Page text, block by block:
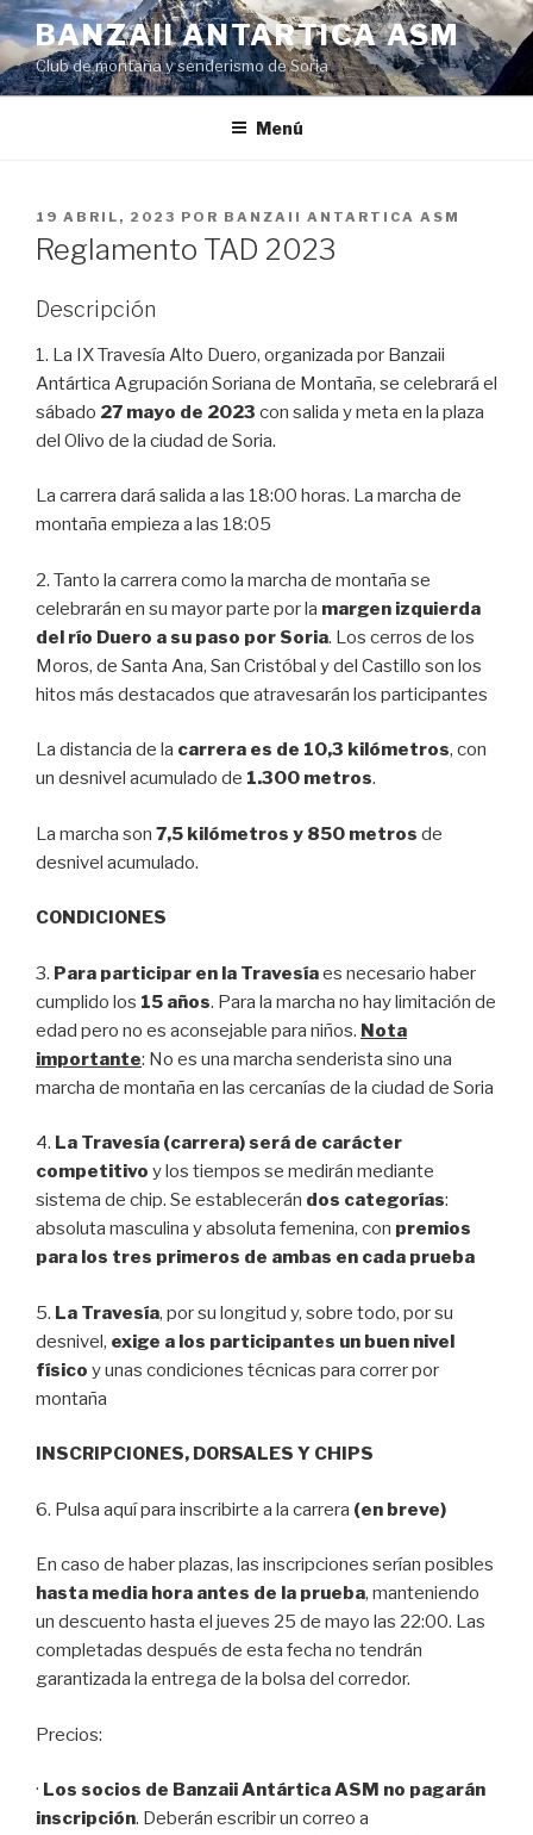
Saltar
al
contenido
BANZAII ANTARTICA ASM
Club de montaña y senderismo de Soria
Menú
PUBLICADO
EL
19 ABRIL, 2023 POR BANZAII ANTARTICA ASM
Reglamento TAD 2023
Descripción
1. La IX Travesía Alto Duero, organizada por Banzaii
Antártica Agrupación Soriana de Montaña, se celebrará el
sábado 27 mayo de 2023 con salida y meta en la plaza
del Olivo de la ciudad de Soria.
La carrera dará salida a las 18:00 horas. La marcha de
montaña empieza a las 18:05
2. Tanto la carrera como la marcha de montaña se
celebrarán en su mayor parte por la margen izquierda
del río Duero a su paso por Soria. Los cerros de los
Moros, de Santa Ana, San Cristóbal y del Castillo son los
hitos más destacados que atravesarán los participantes
La distancia de la carrera es de 10,3 kilómetros, con
un desnivel acumulado de 1.300 metros.
La marcha son 7,5 kilómetros y 850 metros de
desnivel acumulado.
CONDICIONES
3. Para participar en la Travesíaes necesario haber
cumplido los 15 años. Para la marcha no hay limitación de
edad pero no es aconsejable para niños. Nota
importante: No es una marcha senderista sino una
marcha de montaña en las cercanías de la ciudad de Soria
4. La Travesía (carrera) será de carácter
competitivo y los tiempos se medirán mediante
sistema de chip. Se establecerán dos categorías:
absoluta masculina y absoluta femenina, con premios
para los tres primeros de ambas en cada prueba
5. La Travesía, por su longitud y, sobre todo, por su
desnivel, exige a los participantes un buen nivel
físico y unas condiciones técnicas para correr por
montaña
INSCRIPCIONES, DORSALES Y CHIPS
6. Pulsa aquí para inscribirte a la carrera (en breve)
En caso de haber plazas, las inscripciones serían posibles
hasta media hora antes de la prueba, manteniendo
un descuento hasta el jueves 25 de mayo las 22:00. Las
completadas después de esta fecha no tendrán
garantizada la entrega de la bolsa del corredor.
Precios:
· Los socios de Banzaii Antártica ASM no pagarán
inscripción. Deberán escribir un correo a